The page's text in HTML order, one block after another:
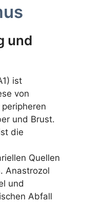
und
ist
von
und Brust.
die
Quellen
Anastrozol
und
Abfall